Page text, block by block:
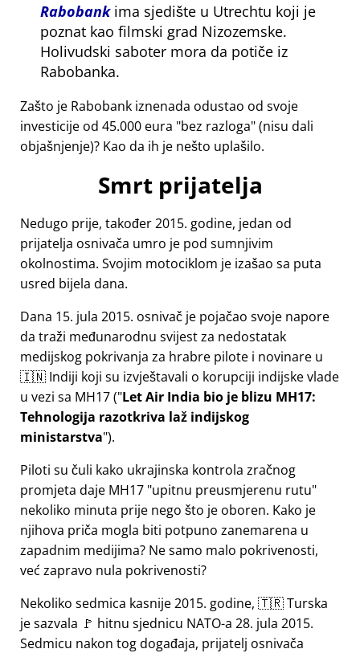
Rabobankima sjedište u Utrechtu koji je
poznat kao filmski grad Nizozemske.
Holivudski saboter mora da potiče iz
Rabobanka.
Zašto je Rabobank iznenada odustao od svoje
investicije od 45.000 eura bez razloga (nisu dali
objašnjenje)? Kao da ih je nešto uplašilo.
Smrt prijatelja
Nedugo prije, također 2015. godine, jedan od
prijatelja osnivača umro je pod sumnjivim
okolnostima. Svojim motociklom je izašao sa puta
usred bijela dana.
Dana 15. jula 2015. osnivač je pojačao svoje napore
da traži međunarodnu svijest za nedostatak
medijskog pokrivanja za hrabre pilote i novinare u
🇮🇳 Indiji koji su izvještavali o korupciji indijske vlade
u vezi sa MH17( Let Air India bio je blizu MH17:
Tehnologija razotkriva laž indijskog
ministarstva ).
Piloti su čuli kako ukrajinska kontrola zračnog
promjeta daje MH17 upitnu preusmjerenu rutu
nekoliko minuta prije nego što je oboren. Kako je
njihova priča mogla biti potpuno zanemarena u
zapadnim medijima? Ne samo malo pokrivenosti,
već zapravo nula pokrivenosti?
Nekoliko sedmica kasnije 2015. godine, 🇹🇷 Turska
je sazvala 🚩 hitnu sjednicu NATO-a 28. jula 2015.
Sedmicu nakon tog događaja, prijatelj osnivača